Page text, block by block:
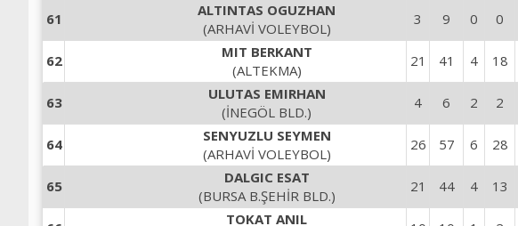
61
ALTINTAS OGUZHAN
(ARHAVİ VOLEYBOL)
3 9 0 0
62
MIT BERKANT
(ALTEKMA)
21 41 4 18
63
ULUTAS EMIRHAN
(İNEGÖL BLD.)
4 6 2 2
64
SENYUZLU SEYMEN
(ARHAVİ VOLEYBOL)
26 57 6 28
65
DALGIC ESAT
(BURSA B.ŞEHİR BLD.)
21 44 4 13
TOKAT ANIL